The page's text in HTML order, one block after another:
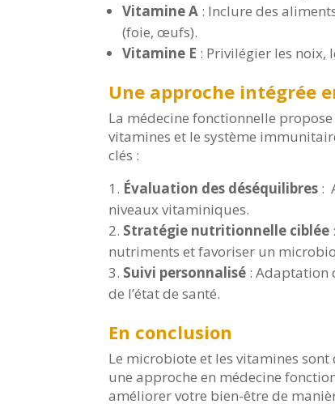
Vitamine A : Inclure des
(foie, œufs).
Vitamine E : Privilégier les noix,
Une approche intégrée
La médecine fonctionnelle
vitamines et le système
clés :
Évaluation des déséquilibres :
niveaux vitaminiques.
Stratégie nutritionnelle ciblée
nutriments et favoriser un
Suivi personnalisé : Adaptation
de l’état de santé.
En conclusion
Le microbiote et les vitamines
une approche en médecine
améliorer votre bien-être de